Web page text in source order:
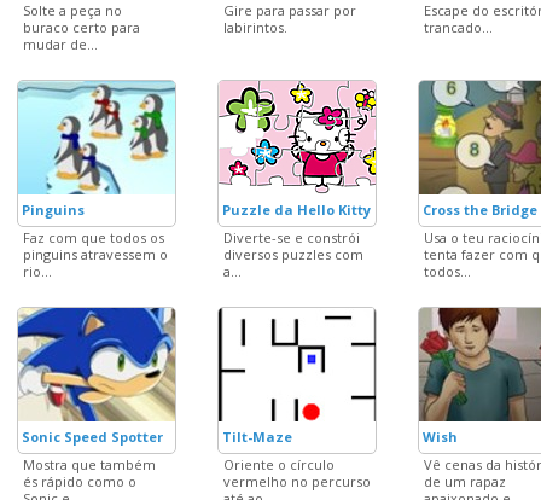
Solte a peça no
buraco certo para
mudar de...
Gire para passar por
labirintos.
Escape do
trancado...
Pinguins
Faz com que todos os
pinguins atravessem o
rio...
Puzzle da Hello Kitty
Diverte-se e constrói
diversos puzzles com
a...
Cross the Bridge
Usa o teu
tenta fazer com
todos...
Sonic Speed Spotter
Mostra que também
és rápido como o
Tilt-Maze
Oriente o círculo
vermelho no percurso
Wish
Vê cenas da
de um rapaz